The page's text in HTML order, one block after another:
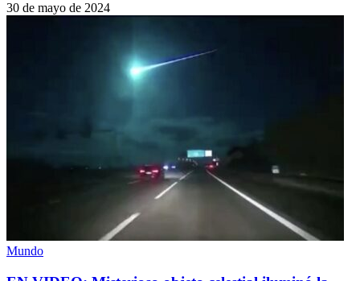
30 de mayo de 2024
Mundo